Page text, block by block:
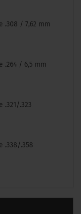
.308 / 7,62 mm
.264 / 6,5 mm
.321/.323
.338/.358